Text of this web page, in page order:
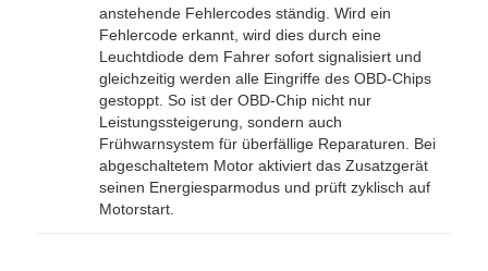
anstehende Fehlercodes ständig. Wird ein
Fehlercode erkannt, wird dies durch eine
Leuchtdiode dem Fahrer sofort signalisiert und
gleichzeitig werden alle Eingriffe des OBD-Chips
gestoppt. So ist der OBD-Chip nicht nur
Leistungssteigerung, sondern auch
Frühwarnsystem für überfällige Reparaturen. Bei
abgeschaltetem Motor aktiviert das Zusatzgerät
seinen Energiesparmodus und prüft zyklisch auf
Motorstart.